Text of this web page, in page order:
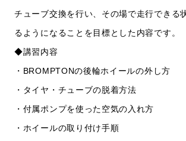
チューブ交換を行い、その場で走行できる
るようになることを目標とした内容です。
◆講習内容
・BROMPTONの後輪ホイールの外し方
・タイヤ・チューブの脱着方法
・付属ポンプを使った空気の入れ方
・ホイールの取り付け手順